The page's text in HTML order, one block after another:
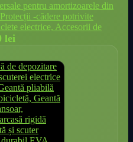
pentru amortizoarele din
-cădere potrivite
electrice, Accesorii de
lei